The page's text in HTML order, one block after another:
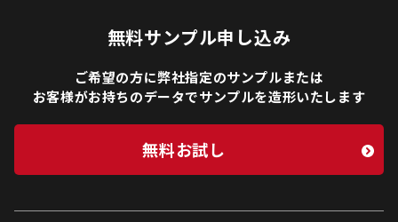
無料サンプル申し込み
ご希望の方に弊社指定のサンプルまたは
お客様がお持ちのデータでサンプルを造形いたします
無料お試し